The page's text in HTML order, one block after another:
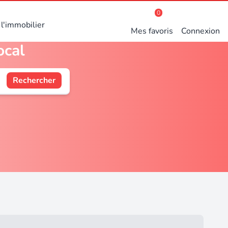
0
Mes favoris Connexion
Rechercher